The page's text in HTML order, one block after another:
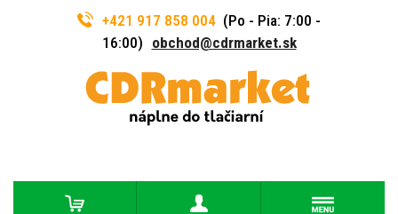
+421 917 858 004 (Po - Pia: 7:00 -
16:00) obchod@cdrmarket.sk